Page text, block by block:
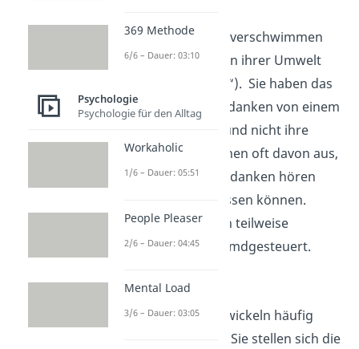
Bei den Betroffenen verschwimmen
die Grenzen zwischen ihrer Umwelt
und sich selbst („Ich“). Sie haben das
Gefühl, dass ihre Gedanken von einem
Fremden stammen und nicht ihre
eigenen sind. Sie gehen oft davon aus,
dass Fremde ihre Gedanken hören
oder sogar beeinflussen können.
Daher fühlen sie sich teilweise
manipuliert oder fremdgesteuert.
Wahnvorstellungen
Die Betroffenen entwickeln häufig
Wahnvorstellungen. Sie stellen sich die
369 Methode
6/6 – Dauer: 03:10
Psychologie
Psychologie für den Alltag
Workaholic
1/6 – Dauer: 05:51
People Pleaser
2/6 – Dauer: 04:45
Mental Load
3/6 – Dauer: 03:05